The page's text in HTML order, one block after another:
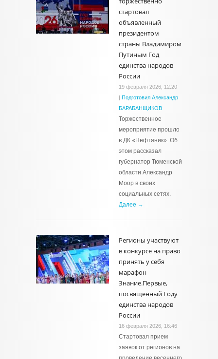
стартовал
объявленный
президентом
страны Владимиром
Путиным Год
единства народов
России
19 февраля 2026, 12:20
| Подготовил Александр
БАРАБАНЩИКОВ
Торжественное
мероприятие прошло
в ДК «Нефтяник». Об
этом рассказал
губернатор Тюменской
области Александр
Моор в своих
социальных сетях.
Далее →
Регионы участвуют
в конкурсе на право
принять у себя
марафон
Знание.Первые,
посвященный Году
единства народов
России
16 февраля 2026, 16:46
Стартовал прием
заявок от регионов на